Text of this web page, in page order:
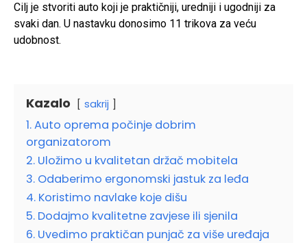
Cilj je stvoriti auto koji je praktičniji, uredniji i ugodniji za
svaki dan. U nastavku donosimo 11 trikova za veću
udobnost.
Kazalo sakrij
1. Auto oprema počinje dobrim
organizatorom
2. Uložimo u kvalitetan držač mobitela
3. Odaberimo ergonomski jastuk za leđa
4. Koristimo navlake koje dišu
5. Dodajmo kvalitetne zavjese ili sjenila
6. Uvedimo praktičan punjač za više uređaja